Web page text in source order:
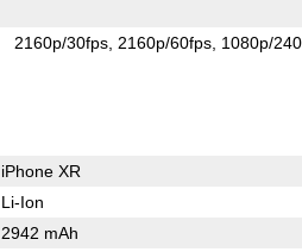
2160p/30fps 2160p/60fps 1080p/
iPhone XR
Li-Ion
2942 mAh